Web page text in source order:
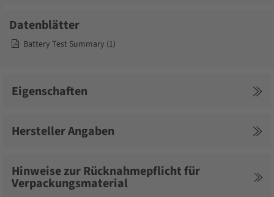
Alternative Bezeichnung: DL2016, CR2025, KL2016.
Preiskorrekturen entsprechend der Entwicklung auf dem
Datenblätter
Battery Test Summary (1)
Eigenschaften
Hersteller Angaben
Hinweise zur Rücknahmepflicht für
Verpackungsmaterial